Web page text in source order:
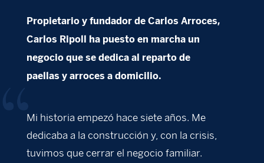
Propietario y fundador de Carlos Arroces,
Carlos Ripoll ha puesto en marcha un
negocio que se dedica al reparto de
paellas y arroces a domicilio.
Mi historia empezó hace siete años. Me
dedicaba a la construcción y, con la crisis,
tuvimos que cerrar el negocio familiar.